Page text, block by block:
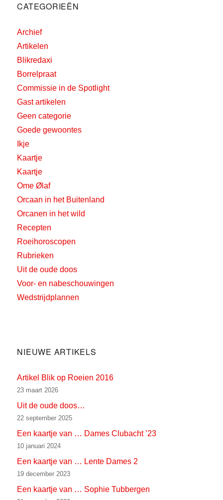
CATEGORIEËN
Archief
Artikelen
Blikredaxi
Borrelpraat
Commissie in de Spotlight
Gast artikelen
Geen categorie
Goede gewoontes
Ikje
Kaartje
Kaartje
Ome Ølaf
Orcaan in het Buitenland
Orcanen in het wild
Recepten
Roeihoroscopen
Rubrieken
Uit de oude doos
Voor- en nabeschouwingen
Wedstrijdplannen
NIEUWE ARTIKELS
Artikel Blik op Roeien 2016
23 maart 2026
Uit de oude doos…
22 september 2025
Een kaartje van … Dames Clubacht ’23
10 januari 2024
Een kaartje van … Lente Dames 2
19 december 2023
Een kaartje van … Sophie Tubbergen